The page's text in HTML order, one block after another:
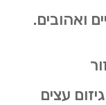
ואהובים.
עצים